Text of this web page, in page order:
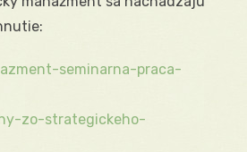
seminarna-praca-
zo-strategickeho-